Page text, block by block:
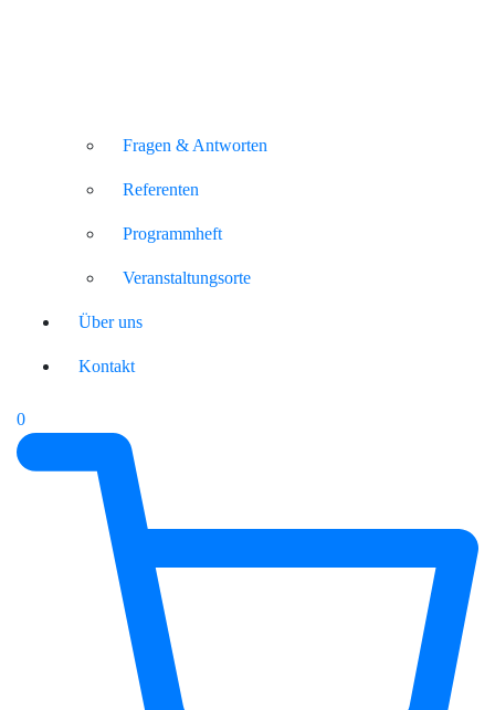
Fragen & Antworten
Referenten
Programmheft
Veranstaltungsorte
Über uns
Kontakt
0